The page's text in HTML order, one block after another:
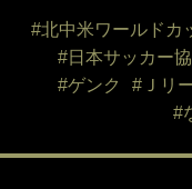
#北中米ワールドカ
#日本サッカー
#ゲンク
#Ｊリ
#